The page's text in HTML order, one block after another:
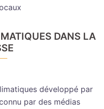
DANS LA
développé par
par des médias